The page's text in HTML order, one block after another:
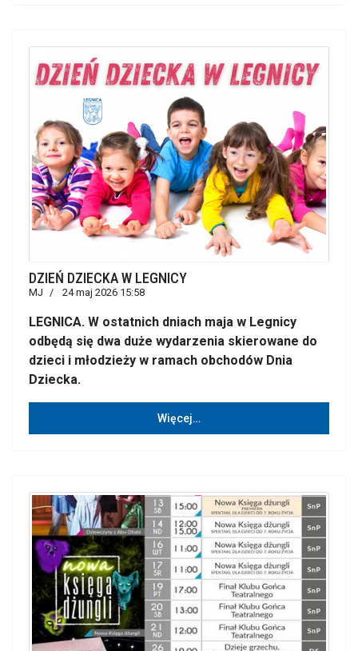
DZIEŃ DZIECKA W LEGNICY
MJ 24 maj 2026 15:58
LEGNICA. W ostatnich dniach maja w Legnicy
odbędą się dwa duże wydarzenia skierowane do
dzieci i młodzieży w ramach obchodów Dnia
Dziecka.
Więcej…